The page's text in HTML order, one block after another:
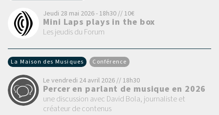
Jeudi 28 mai 2026 - 18h30 // 10€
Mini Laps plays in the box
Les jeudis du Forum
La Maison des Musiques Conférence
Le vendredi 24 avril 2026 // 18h30
Percer en parlant de musique en 2026
une discussion avec David Bola, journaliste et
créateur de contenus